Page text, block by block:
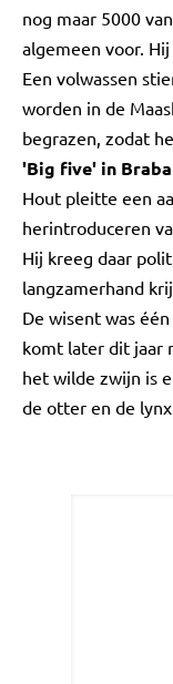
nog maar 5000
algemeen voor.
Een volwassen
worden in de
begrazen, zodat
'Big five' in
Hout pleitte een
herintroduceren
Hij kreeg daar
langzamerhand
De wisent was
komt later dit jaar
het wilde zwijn is
de otter en de